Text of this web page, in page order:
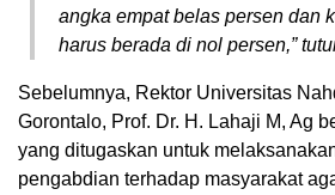
angka empat belas persen dan
harus berada di nol persen,”
Sebelumnya, Rektor Universitas
Gorontalo, Prof. Dr. H. Lahaji M, Ag
yang ditugaskan untuk
pengabdian terhadap masyarakat